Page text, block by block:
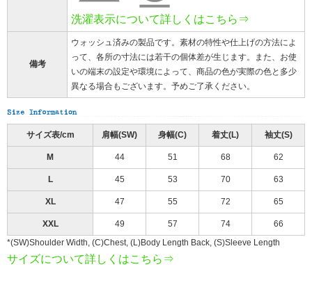
洗濯表示について詳しくはこちら⇒
備考
ウォッシュ済みの製品です。素材の特性や仕上げの方法によ
って、各所の寸法には若干の個体差が生じます。また、お使
いの端末の設定や環境によって、商品の色が実際の色と多少
異なる場合もございます。予めご了承ください。
サイズ表/cm 肩幅(SW) 身幅(C) 着丈(L) 袖丈(S)
M 44 51 68 62
L 45 53 70 63
XL 47 55 72 65
XXL 49 57 74
66
*(SW)Shoulder Width, (C)Chest, (L)Body Length Back, (S)Sleeve Length
サイズについて詳しくはこちら⇒